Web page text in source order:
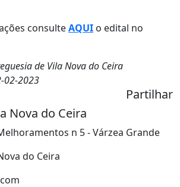
consulteAQUI o edital no
de Vila Nova do Ceira
02-2023
Partilhar
Nova do Ceira
n 5 - Várzea Grande
do Ceira